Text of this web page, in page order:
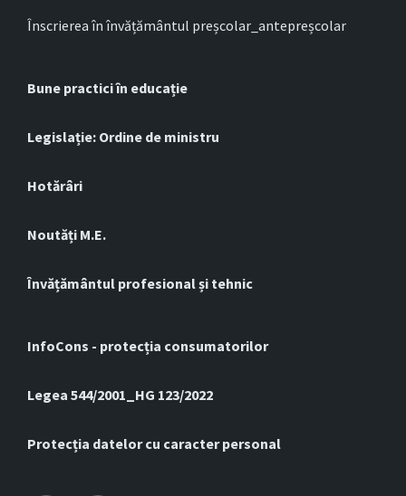
Înscrierea în învățământul preșcolar_antepreșcolar
Bune practici în educație
Legislație: Ordine de ministru
Hotărâri
Noutăți M.E.
Învățământul profesional și tehnic
InfoCons - protecția consumatorilor
Legea 544/2001_HG 123/2022
Protecția datelor cu caracter personal